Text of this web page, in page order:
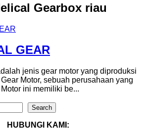
Gearbox riau
GEAR
jenis gear motor yang diproduksi
Motor, sebuah perusahaan yang
ini memiliki be...
Search
HUBUNGI KAMI: